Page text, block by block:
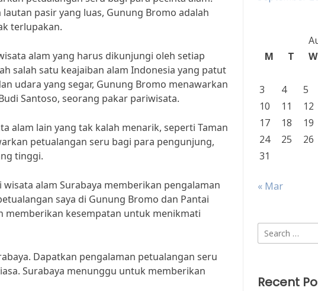
pasir yang luas, Gunung Bromo adalah
terlupakan.
alam yang harus dikunjungi oleh setiap
salah satu keajaiban alam Indonesia yang patut
udara yang segar, Gunung Bromo menawarkan
Santoso, seorang pakar pariwisata.
alam lain yang tak kalah menarik, seperti Taman
petualangan seru bagi para pengunjung,
tinggi.
alam Surabaya memberikan pengalaman
saya di Gunung Bromo dan Pantai
memberikan kesempatan untuk menikmati
Dapatkan pengalaman petualangan seru
Surabaya menunggu untuk memberikan
M
T W
3
4 5
10
11 12
17
18 19
24
25 26
31
« Mar
Search
for:
Recent